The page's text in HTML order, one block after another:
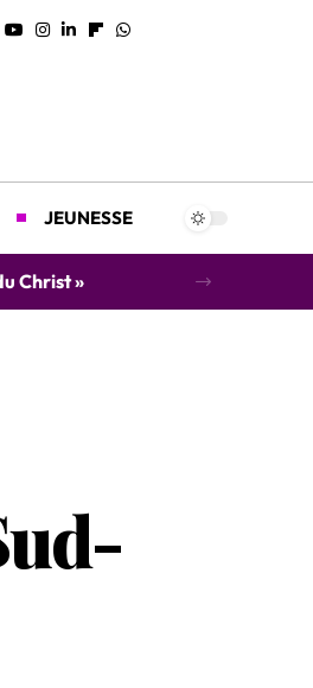
JEUNESSE
des orphelins